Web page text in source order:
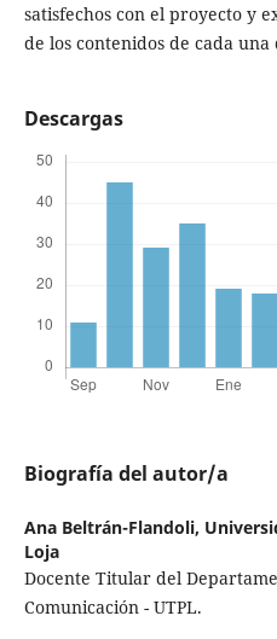
satisfechos con el proyecto y
de los contenidos de cada una
Descargas
Biografía del autor/a
Ana Beltrán-Flandoli,
Loja
Docente Titular del
Comunicación - UTPL.